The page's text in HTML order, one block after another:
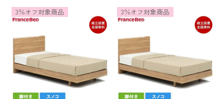
ト すのこ スノコ すのこベッド
日本製 pr70-05f 70周年
3％オフ対象商品 3％オフ対象商品